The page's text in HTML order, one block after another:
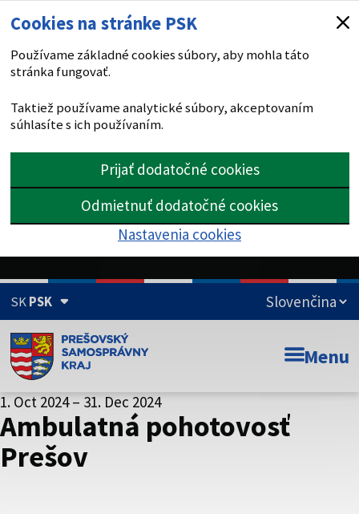
Cookies na stránke PSK
Používame základné cookies súbory, aby mohla táto
stránka fungovať.
Taktiež používame analytické súbory, akceptovaním
súhlasíte s ich používaním.
Prijať dodatočné cookies
Odmietnuť dodatočné cookies
Nastavenia cookies
SKPSK
Doména psk.sk je oficiálna
Toto je oficiálna webová stránka Prešovského
samosprávneho kraja. Oficiálne stránky využívajú doménu
psk.sk.
Táto stránka je zabezpečená
Menu
1. Oct 2024 – 31. Dec 2024
Ambulatná pohotovosť
Prešov